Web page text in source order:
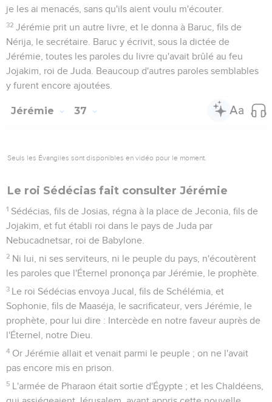
je les ai menacés, sans qu'ils aient voulu m'écouter.
32 Jérémie prit un autre livre, et le donna à Baruc, fils de
Nérija, le secrétaire. Baruc y écrivit, sous la dictée de
Jérémie, toutes les paroles du livre qu'avait brûlé au feu
Jojakim, roi de Juda. Beaucoup d'autres paroles semblables
y furent encore ajoutées.
Jérémie 37
Seuls les Évangiles sont disponibles en vidéo pour le moment.
Le roi Sédécias fait consulter Jérémie
1 Sédécias, fils de Josias, régna à la place de Jeconia, fils de
Jojakim, et fut établi roi dans le pays de Juda par
Nebucadnetsar, roi de Babylone.
2 Ni lui, ni ses serviteurs, ni le peuple du pays, n'écoutèrent
les paroles que l'Éternel prononça par Jérémie, le prophète.
3 Le roi Sédécias envoya Jucal, fils de Schélémia, et
Sophonie, fils de Maaséja, le sacrificateur, vers Jérémie, le
prophète, pour lui dire : Intercède en notre faveur auprès de
l'Éternel, notre Dieu.
4 Or Jérémie allait et venait parmi le peuple ; on ne l'avait
pas encore mis en prison.
5 L'armée de Pharaon était sortie d'Égypte ; et les Chaldéens,